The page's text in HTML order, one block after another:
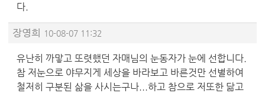
다.
장영희 10-08-07 11:32
유난히 까맣고 또렷했던 자매님의 눈동자가 눈에 선합니다.
참 저눈으로 야무지게 세상을 바라보고 바른것만 선별하여
철저히 구분된 삶을 사시는구나...하고 참으로 저또한 닮고